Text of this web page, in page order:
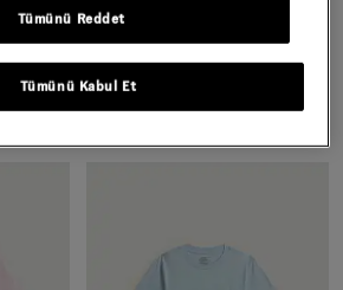
CAMERON TİŞÖRT
Daha Fazla Renk
1.999,00 TL
Tümünü Reddet
Tümünü Kabul Et